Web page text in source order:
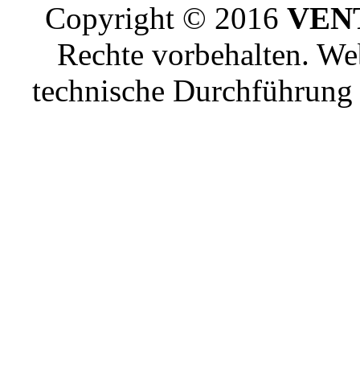
Copyright © 2016
Rechte vorbehalten.
technische